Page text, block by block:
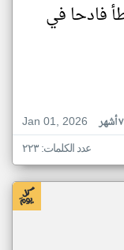
فادحا في
Jan 01, 2026
عدد الكلمات: ٢٢٣